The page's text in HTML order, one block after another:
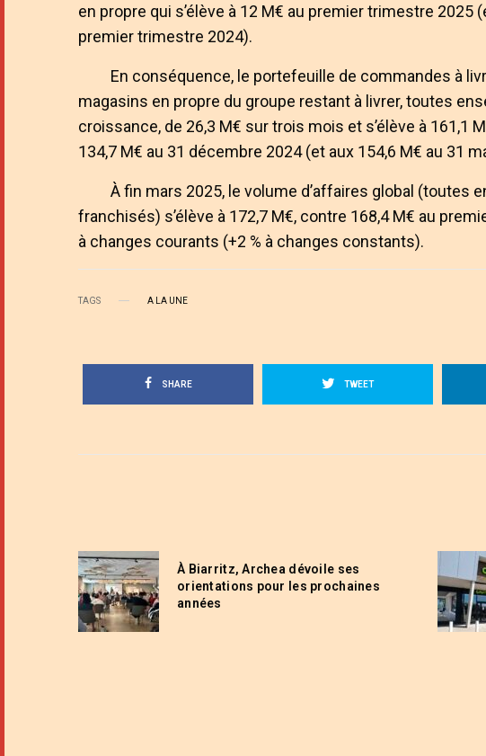
en propre qui s’élève à 12 M€ au premier trimestre 2025
premier trimestre 2024).
En conséquence, le portefeuille de commandes à
magasins en propre du groupe restant à livrer, toutes
croissance, de 26,3 M€ sur trois mois et s’élève à 161,1
134,7 M€ au 31 décembre 2024 (et aux 154,6 M€ au 31
À fin mars 2025, le volume d’affaires global (toutes
franchisés) s’élève à 172,7 M€, contre 168,4 M€ au
à changes courants (+2 % à changes constants).
TAGS A LA UNE
SHARE TWEET
À Biarritz, Archea dévoile ses
orientations pour les prochaines
années